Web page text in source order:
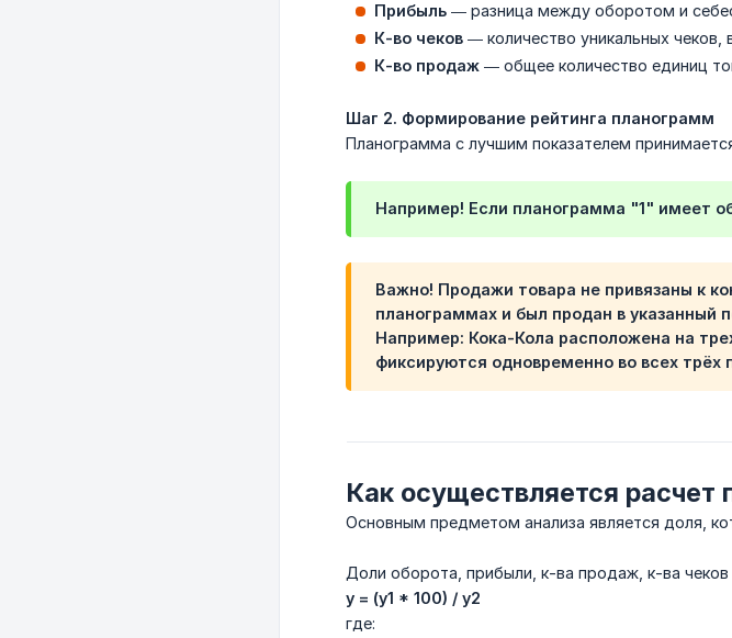
Прибыль — разница между оборотом и
К-во чеков — количество уникальных чеков,
К-во продаж — общее количество единиц
Шаг 2. Формирование рейтинга планограмм
Планограмма с лучшим показателем
Например! Если планограмма "1" имеет
Важно! Продажи товара не привязаны к
планограммах и был продан в указанный
Например: Кока-Кола расположена на
фиксируются одновременно во всех трёх
Как осуществляется расчет
Основным предметом анализа является доля,
Доли оборота, прибыли, к-ва продаж, к-ва
у = (у1 * 100) / у2
где: